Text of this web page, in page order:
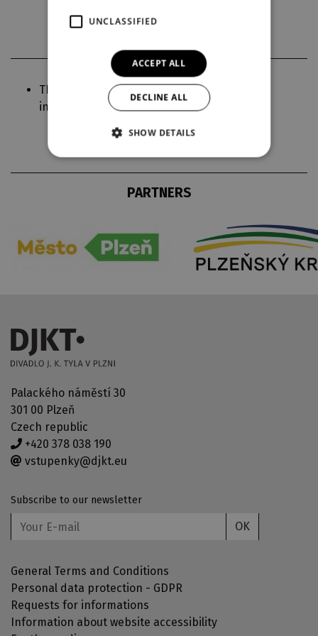
The length of the production includes one
intermission.
PARTNERS
Palackého náměstí 30
301 00 Plzeň
Czech republic
+420 378 038 190
vstupenky@djkt.eu
Subscribe to our newsletter
OK
General Terms and Conditions
Personal data protection - GDPR
Requests for informations
Information about website accessibility
UNCLASSIFIED
ACCEPT ALL
DECLINE ALL
SHOW DETAILS